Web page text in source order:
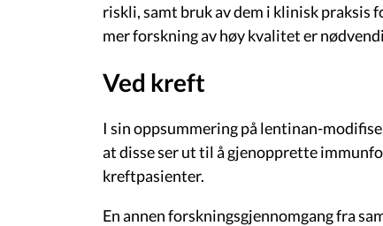
riskli, samt bruk av dem i klinisk praksis
mer forskning av høy kvalitet er
Ved kreft
I sin oppsummering på lentinan-
at disse ser ut til å gjenopprette
kreftpasienter.
En annen forskningsgjennomgang fra